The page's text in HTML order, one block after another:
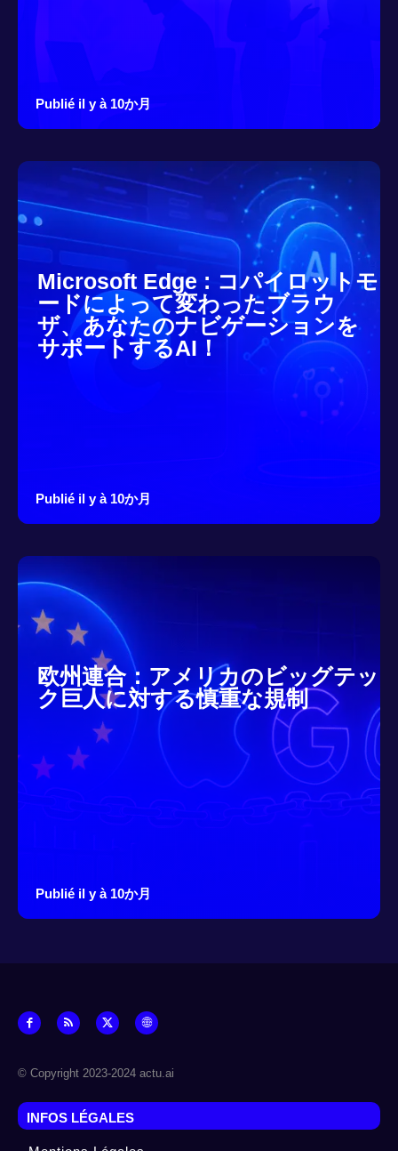
Publié il y à 10か月
Microsoft Edge : コパイロットモ
ードによって変わったブラウ
ザ、あなたのナビゲーションを
サポートするAI！
Publié il y à 10か月
欧州連合：アメリカのビッグテッ
ク巨人に対する慎重な規制
Publié il y à 10か月
© Copyright 2023-2024 actu.ai
INFOS LÉGALES